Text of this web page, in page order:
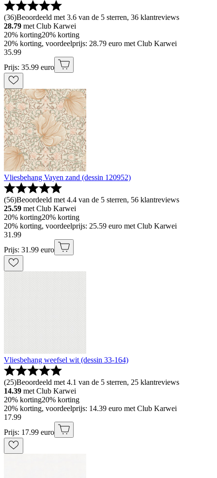
(36)Beoordeeld met 3.6 van de 5 sterren, 36 klantreviews
28.79 met Club Karwei
20% korting20% korting
20% korting, voordeelprijs: 28.79 euro met Club Karwei
35.99
Prijs: 35.99 euro
Vliesbehang Vayen zand (dessin 120952)
(56)Beoordeeld met 4.4 van de 5 sterren, 56 klantreviews
25.59 met Club Karwei
20% korting20% korting
20% korting, voordeelprijs: 25.59 euro met Club Karwei
31 .99
Prijs: 31.99 euro
Vliesbehang weefsel wit (dessin 33-164)
(25)Beoordeeld met 4.1 van de 5 sterren, 25 klantreviews
14.39 met Club Karwei
20% korting20% korting
20% korting, voordeelprijs: 14.39 euro met Club Karwei
17.99
Prijs: 17.99 euro